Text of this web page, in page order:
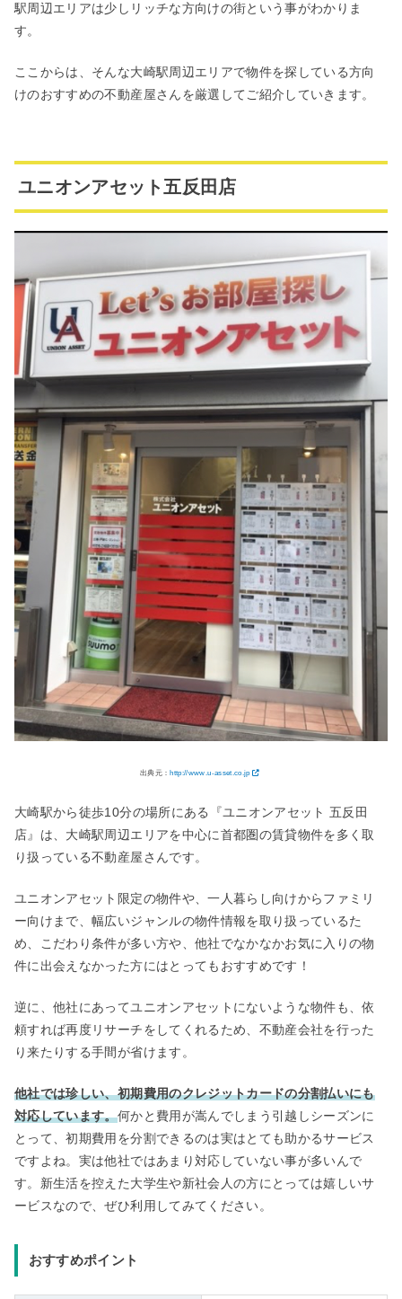
駅周辺エリアは少しリッチな方向けの街という事がわかりま
す。
ここからは、そんな大崎駅周辺エリアで物件を探している方向
けのおすすめの不動産屋さんを厳選してご紹介していきます。
ユニオンアセット五反田店
出典元： http://www.u-asset.co.jp
大崎駅から徒歩10分の場所にある『ユニオンアセット 五反田
店』は、大崎駅周辺エリアを中心に首都圏の賃貸物件を多く取
り扱っている不動産屋さんです。
ユニオンアセット限定の物件や、一人暮らし向けからファミリ
ー向けまで、幅広いジャンルの物件情報を取り扱っているた
め、こだわり条件が多い方や、他社でなかなかお気に入りの物
件に出会えなかった方にはとってもおすすめです！
逆に、他社にあってユニオンアセットにないような物件も、依
頼すれば再度リサーチをしてくれるため、不動産会社を行った
り来たりする手間が省けます。
他社では珍しい、初期費用のクレジットカードの分割払いにも
対応しています。何かと費用が嵩んでしまう引越しシーズンに
とって、初期費用を分割できるのは実はとても助かるサービス
ですよね。実は他社ではあまり対応していない事が多いんで
す。新生活を控えた大学生や新社会人の方にとっては嬉しいサ
ービスなので、ぜひ利用してみてください。
おすすめポイント